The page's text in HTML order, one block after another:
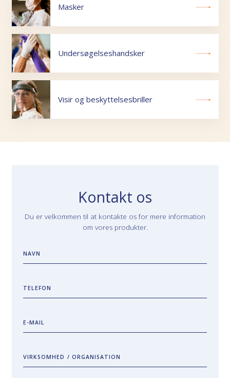
Masker
Undersøgelseshandsker
Visir og beskyttelsesbriller
Kontakt os
Du er velkommen til at kontakte os for mere information
om vores produkter.
NAVN
TELEFON
E-MAIL
VIRKSOMHED / ORGANISATION